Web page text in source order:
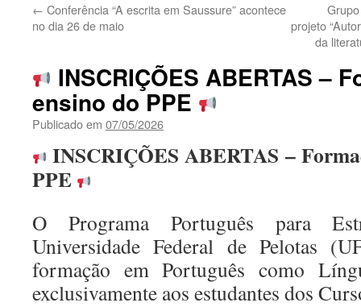
← Conferência “A escrita em Saussure” acontece
no dia 26 de maio
projeto
da
INSCRIÇÕES ABERTAS –
ensino do PPE
Publicado em 07/05/2026
INSCRIÇÕES ABERTAS –
PPE
O Programa Português para
Universidade Federal de Pelotas
formação em Português como
exclusivamente aos estudantes dos